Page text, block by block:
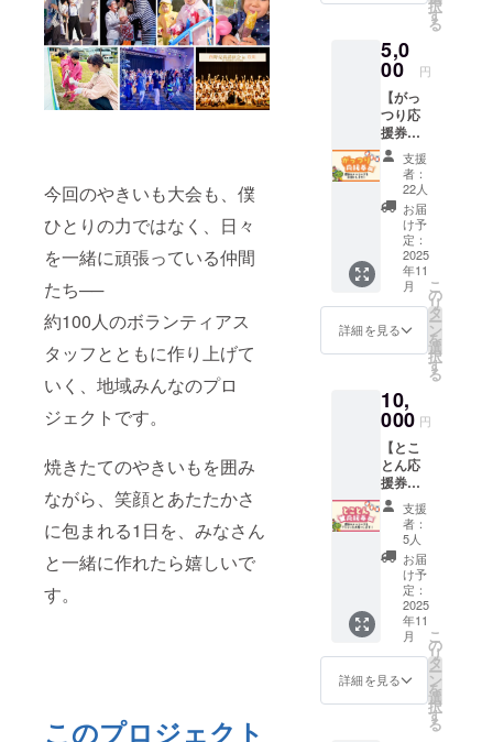
今回のやきいも大会も、僕
ひとりの力ではなく、日々
を一緒に頑張っている仲間
たち──
約100人のボランティアス
タッフとともに作り上げて
いく、地域みんなのプロ
ジェクトです。
焼きたてのやきいもを囲み
ながら、笑顔とあたたかさ
に包まれる1日を、みなさん
と一緒に作れたら嬉しいで
す。
このプロジェクト
気持ち
してく
ださる
方向け
のリ
ターン
です。
皆さま
の温か
いご支
援が、
私たち
の大き
な力に
なりま
す。
【リ
ターン
心を込
めたお
礼の
メッ
セージ
をお送
りしま
意事
項】 ・
このリ
ターン
は、掲
載や
グッズ
等の返
礼は含
択
す
る
5,0
00 円
【がっ
つり応
援券】
（5,000
円） イ
ベント
をがっ
つり応
援した
い！と
いう力
強い気
持ちに
応える
リター
ンで
さまの
ご支援
が、当
日の運
営を大
きく支
えてく
れま
す。
【リ
ターン
内容】
・運営
より、
感謝の
気持ち
を込め
支援
者：
22人
お届
け予
定：
2025
年11
月
詳細を見る
こ
の
リ
タ
ー
ン
を
選
択
す
る
10,
000 円
【とこ
とん応
援券】
（10,00
0円）
イベン
トをと
ことん
応援し
てくだ
さる方
向けの
リター
ンで
す。 ・
感謝の
支援
者：
5人
お届
け予
定：
2025
年11
月
詳細を見る
こ
の
リ
タ
ー
ン
を
選
択
す
る